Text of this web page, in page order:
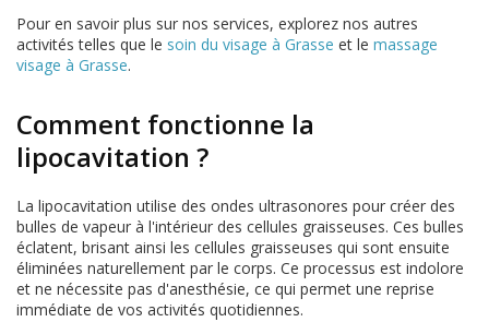
Pour en savoir plus sur nos services, explorez nos autres
activités telles que le soin du visage à Grasse et le massage
visage à Grasse.
Comment fonctionne la
lipocavitation ?
La lipocavitation utilise des ondes ultrasonores pour créer des
bulles de vapeur à l'intérieur des cellules graisseuses. Ces bulles
éclatent, brisant ainsi les cellules graisseuses qui sont ensuite
éliminées naturellement par le corps. Ce processus est indolore
et ne nécessite pas d'anesthésie, ce qui permet une reprise
immédiate de vos activités quotidiennes.